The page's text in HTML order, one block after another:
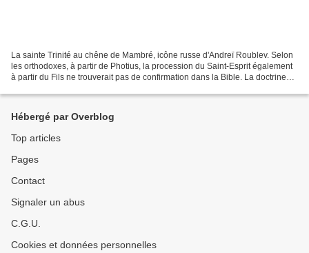
La sainte Trinité au chêne de Mambré, icône russe d'Andreï Roublev. Selon
les orthodoxes, à partir de Photius, la procession du Saint-Esprit également
à partir du Fils ne trouverait pas de confirmation dans la Bible. La doctrine
Hébergé par Overblog
Top articles
Pages
Contact
Signaler un abus
C.G.U.
Cookies et données personnelles